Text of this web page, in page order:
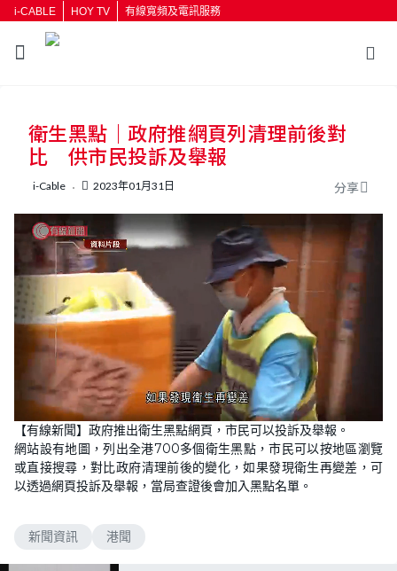
i-CABLE HOY TV 有線寬頻及電訊服務
按輸入鍵開始搜尋
衛生黑點｜政府推網頁列清理前後對
比 供市民投訴及舉報
i-Cable 2023年01月31日 分享
U
n
m
u
t
e
L
o
a
d
e
d
:
1
0
【有線新聞】政府推出衛生黑點網頁，市民可以投訴及舉報。
網站設有地圖，列出全港700多個衛生黑點，市民可以按地區瀏覽
或直接搜尋，對比政府清理前後的變化，如果發現衛生再變差，可
以透過網頁投訴及舉報，當局查證後會加入黑點名單。
新聞資訊 港聞